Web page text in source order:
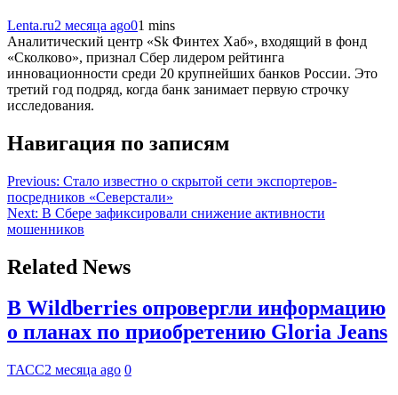
Lenta.ru2 месяца ago01 mins
Аналитический центр «Sk Финтех Хаб», входящий в фонд
«Сколково», признал Сбер лидером рейтинга
инновационности среди 20 крупнейших банков России. Это
третий год подряд, когда банк занимает первую строчку
исследования.
Навигация по записям
Previous: Стало известно о скрытой сети экспортеров-
посредников «Северстали»
Next: В Сбере зафиксировали снижение активности
мошенников
Related News
В Wildberries опровергли информацию
о планах по приобретению Gloria Jeans
ТАСС2 месяца ago 0